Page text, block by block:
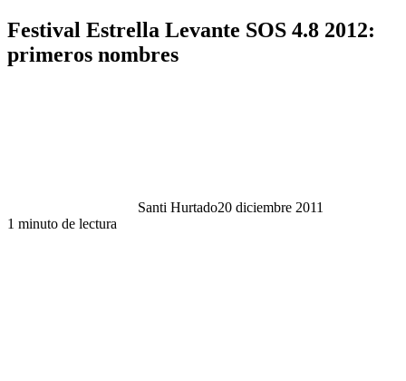
Festival Estrella Levante SOS 4.8 2012:
primeros nombres
Santi Hurtado20 diciembre 2011
1 minuto de lectura